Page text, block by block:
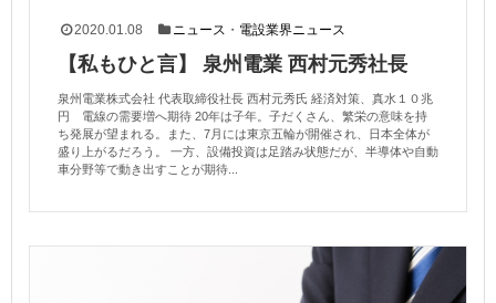
2020.01.08 ニュース ・ 電設業界ニュース
【私もひと言】 泉州電業 西村元秀社長
泉州電業株式会社 代表取締役社長 西村元秀氏 経済対策、真水１０兆
円 電線の需要増へ期待 20年は子年。子だくさん、繁栄の意味を持
ち発展が望まれる。また、7月には東京五輪が開催され、日本全体が
盛り上がるだろう。 一方、設備投資は足踏み状態だが、半導体や自動
車分野等で動き出すことが期待...